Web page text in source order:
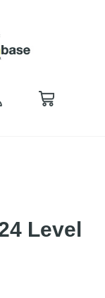
Level